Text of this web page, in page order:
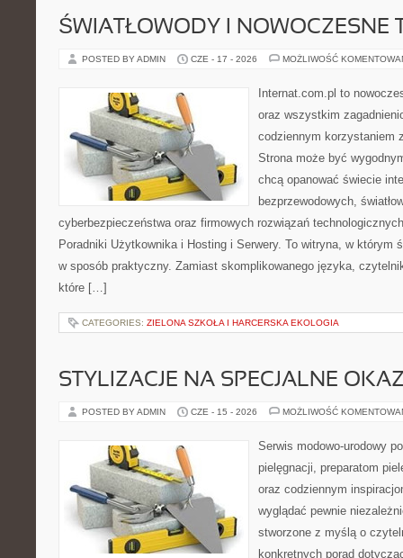
ŚWIATŁOWODY I NOWOCZESNE
POSTED BY ADMIN CZE - 17 - 2026 MOŻLIWOŚĆ
Internat.com.pl to
oraz wszystkim
codziennym korzystaniem
Strona może być
chcą opanować świecie
bezprzewodowych,
cyberbezpieczeństwa oraz firmowych rozwiązań
Poradniki Użytkownika i Hosting i Serwery. To witryna, w którym
w sposób praktyczny. Zamiast skomplikowanego języka,
które […]
CATEGORIES: ZIELONA SZKOŁA I HARCERSKA EKOLOGIA
STYLIZACJE NA SPECJALNE
POSTED BY ADMIN CZE - 15 - 2026 MOŻLIWOŚĆ
Serwis modowo-urodowy
pielęgnacji, preparatom
oraz codziennym
wyglądać pewnie
stworzone z myślą o
konkretnych porad